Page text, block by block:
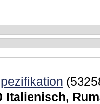
Italienisch,